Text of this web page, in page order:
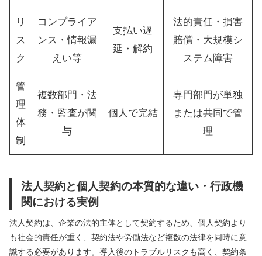
リ
ス
ク
コンプライア
ンス・情報漏
えい等
支払い遅
延・解約
法的責任・損害
賠償・大規模シ
ステム障害
管
理
体
制
複数部門・法
務・監査が関
与
個人で完結
専門部門が単独
または共同で管
理
法人契約と個人契約の本質的な違い・行政機
関における実例
法人契約は、企業の法的主体として契約するため、個人契約より
も社会的責任が重く、契約法や労働法など複数の法律を同時に意
識する必要があります。導入後のトラブルリスクも高く、契約条